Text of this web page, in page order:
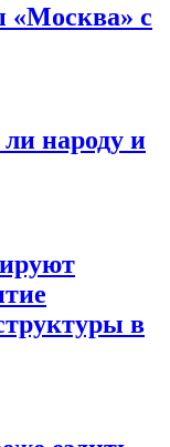
«Москва» с
народу и
в